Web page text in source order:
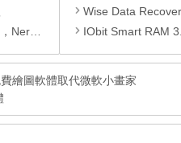
轉檔軟體
Wise Data Recovery
IObit Smart RAM 3.0
繪圖軟體取代微軟小畫家